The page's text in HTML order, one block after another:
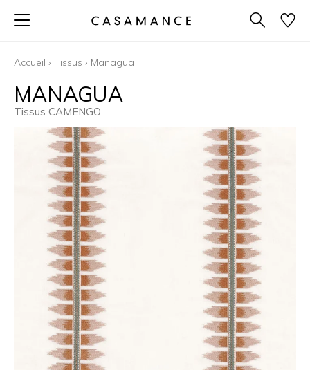
Accueil › Tissus › Managua
MANAGUA
Tissus CAMENGO